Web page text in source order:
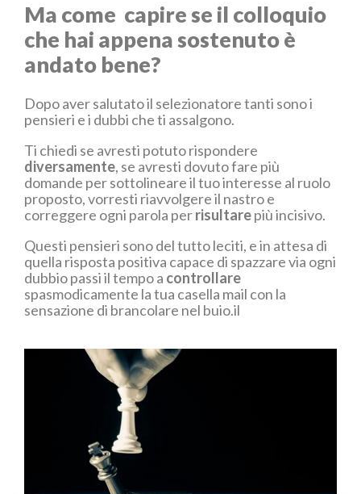
Ma come capire se il colloquio
che hai appena sostenuto è
andato bene?
Dopo aver salutato il selezionatore tanti sono i
pensieri e i dubbi che ti assalgono.
Ti chiedi se avresti potuto rispondere
diversamente, se avresti dovuto fare più
domande per sottolineare il tuo interesse al ruolo
proposto, vorresti riavvolgere il nastro e
correggere ogni parola perrisultarepiù incisivo.
Questi pensieri sono del tutto leciti, e in attesa di
quella risposta positiva capace di spazzare via ogni
dubbio passi il tempo a controllare
spasmodicamente la tua casella mail con la
sensazione di brancolare nel buio.il